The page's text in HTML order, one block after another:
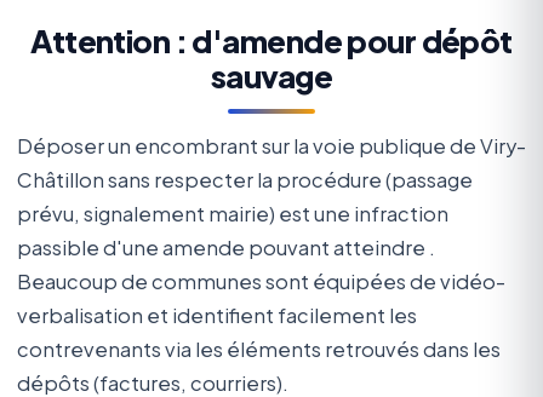
Attention : d'amende pour dépôt
sauvage
Déposer un encombrant sur la voie publique de Viry-
Châtillon sans respecter la procédure (passage
prévu, signalement mairie) est une infraction
passible d'une amende pouvant atteindre .
Beaucoup de communes sont équipées de vidéo-
verbalisation et identifient facilement les
contrevenants via les éléments retrouvés dans les
dépôts (factures, courriers).